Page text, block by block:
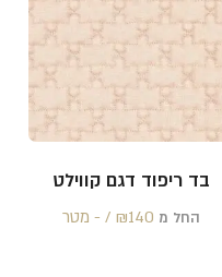
בד ריפוד דגם קווילט
החל מ ₪140 /‏‏‎ ‎- מטר